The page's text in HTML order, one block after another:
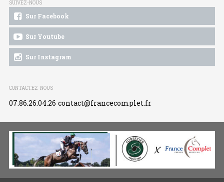
SUIVEZ-NOUS
Sur Facebook
Sur Youtube
Sur Instagram
CONTACTEZ-NOUS
07.86.26.04.26 contact@francecomplet.fr